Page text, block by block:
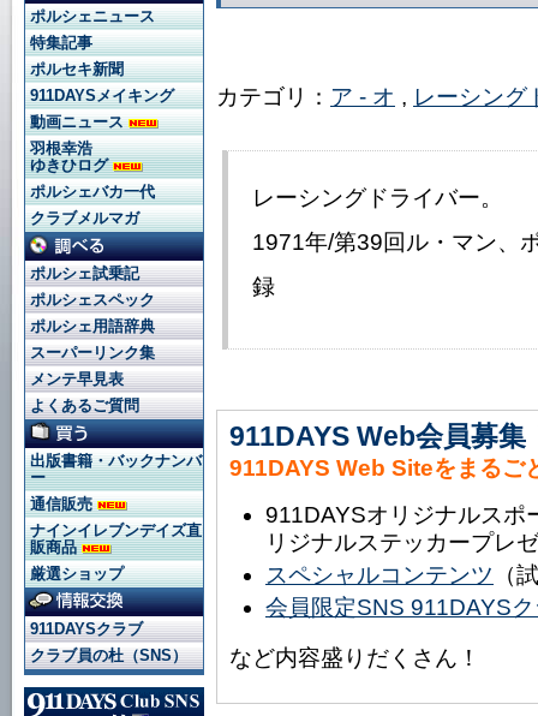
カテゴリ： ア - オ , レーシング
レーシングドライバー。
1971年/第39回ル・マン、
録
911DAYS Web会員募集
911DAYS Web Siteをまるご
911DAYSオリジナルスポ
リジナルステッカープレ
スペシャルコンテンツ （
会員限定SNS 911DAYS
など内容盛りだくさん！
ポルシェニュース
特集記事
ポルセキ新聞
911DAYSメイキング
動画ニュース
羽根幸浩
ゆきひログ
ポルシェバカ一代
クラブメルマガ
ポルシェ試乗記
ポルシェスペック
ポルシェ用語辞典
スーパーリンク集
メンテ早見表
よくあるご質問
出版書籍・バックナンバ
ー
通信販売
ナインイレブンデイズ直
販商品
厳選ショップ
911DAYSクラブ
クラブ員の杜（SNS）